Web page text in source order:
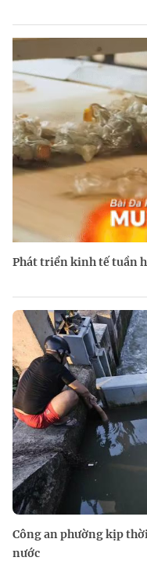
Phát triển kinh tế tuần
Công an phường kịp
nước